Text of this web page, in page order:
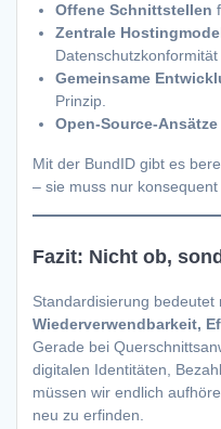
Offene Schnittstellen
Zentrale
Gemeinsame
Prinzip.
Open-Source-Ansätze
Mit der BundID gibt es
– sie muss nur
Fazit: Nicht ob,
Standardisierung
Wiederverwendbarkeit,
Gerade bei
digitalen Identitäten,
müssen wir endlich
neu zu erfinden.